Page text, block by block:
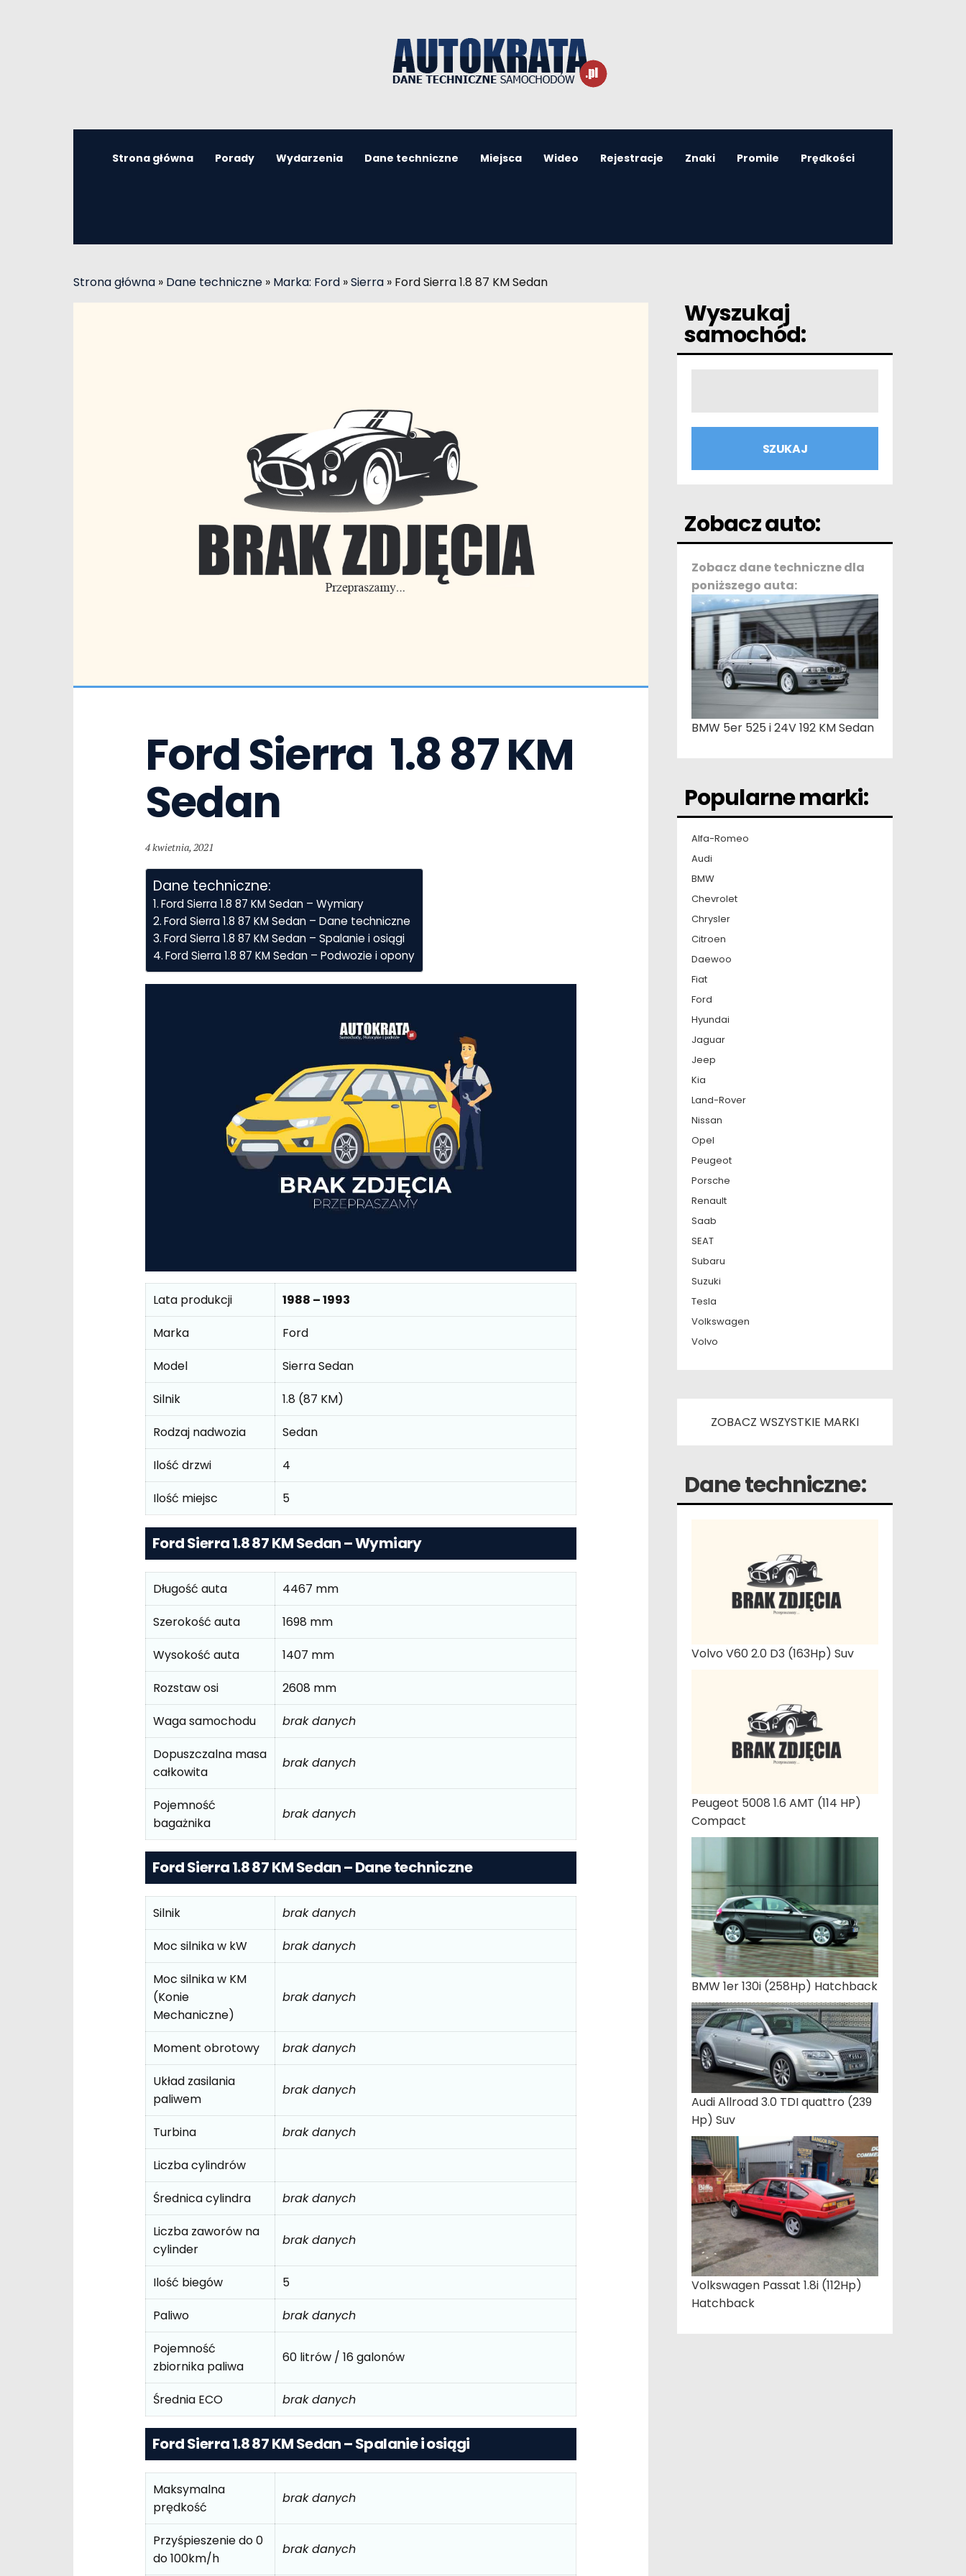
Strona główna Porady Wydarzenia Dane techniczne Miejsca Wideo Rejestracje Znaki Promile Prędkości
Strona główna » Dane techniczne » Marka: Ford »Sierra » Ford Sierra 1.8 87 KM Sedan
Ford Sierra  1.8 87 KM
Sedan
4 kwietnia, 2021
Dane techniczne:
Ford Sierra 1.8 87 KM Sedan – Wymiary
Ford Sierra 1.8 87 KM Sedan – Dane techniczne
Ford Sierra 1.8 87 KM Sedan – Spalanie i osiągi
Ford Sierra 1.8 87 KM Sedan – Podwozie i opony
Lata produkcji
1988 – 1993
Marka
Ford
Model
Sierra Sedan
Silnik
1.8 (87 KM)
Rodzaj nadwozia
Sedan
Ilość drzwi
4
Ilość miejsc
5
Ford Sierra 1.8 87 KM Sedan – Wymiary
Długość auta
4467 mm
Szerokość auta
1698 mm
Wysokość auta
1407 mm
Rozstaw osi
2608 mm
Waga samochodu
brak danych
Dopuszczalna masa
całkowita
brak danych
Pojemność
bagażnika
brak danych
Ford Sierra 1.8 87 KM Sedan – Dane techniczne
Silnik
brak danych
Moc silnika w kW
brak danych
Moc silnika w KM
(Konie
Mechaniczne)
brak danych
Moment obrotowy
brak danych
Układ zasilania
paliwem
brak danych
Turbina
brak danych
Liczba cylindrów
Średnica cylindra
brak danych
Liczba zaworów na
cylinder
brak danych
Ilość biegów
5
Paliwo
brak danych
Pojemność
zbiornika paliwa
60 litrów / 16 galonów
Średnia ECO brak danych
Ford Sierra 1.8 87 KM Sedan – Spalanie i osiągi
Maksymalna
prędkość
brak danych
Przyśpieszenie do 0
do 100km/h
brak danych
Wyszukaj
samochód:
Zobacz auto:
Zobacz dane techniczne dla
poniższego auta:
BMW 5er 525 i 24V 192 KM Sedan
Popularne marki:
Alfa-Romeo
Audi
BMW
Chevrolet
Chrysler
Citroen
Daewoo
Fiat
Ford
Hyundai
Jaguar
Jeep
Kia
Land-Rover
Nissan
Opel
Peugeot
Porsche
Renault
Saab
SEAT
Subaru
Suzuki
Tesla
Volkswagen
Volvo
ZOBACZ WSZYSTKIE MARKI
Dane techniczne:
Volvo V60 2.0 D3 (163Hp) Suv
Peugeot 5008 1.6 AMT (114 HP)
Compact
BMW 1er 130i (258Hp) Hatchback
Audi Allroad 3.0 TDI quattro (239
Hp) Suv
Volkswagen Passat 1.8i (112Hp)
Hatchback